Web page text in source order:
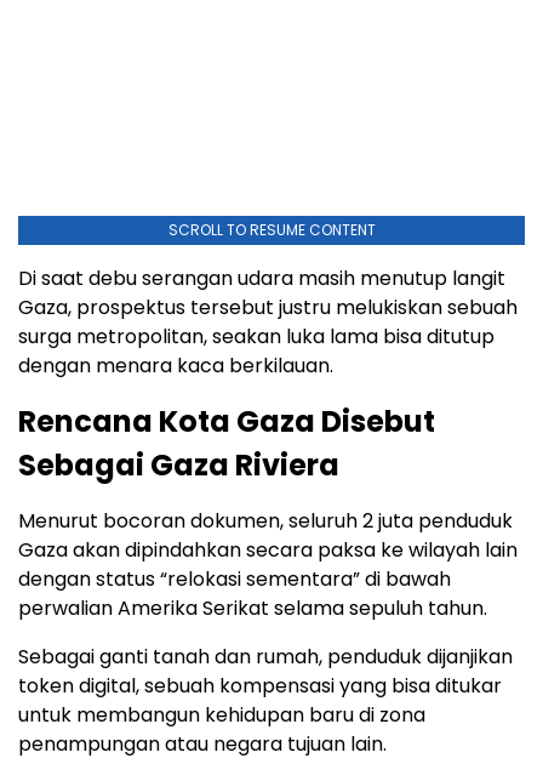
SCROLL TO RESUME CONTENT
Di saat debu serangan udara masih menutup langit
Gaza, prospektus tersebut justru melukiskan sebuah
surga metropolitan, seakan luka lama bisa ditutup
dengan menara kaca berkilauan.
Rencana Kota Gaza Disebut
Sebagai Gaza Riviera
Menurut bocoran dokumen, seluruh 2 juta penduduk
Gaza akan dipindahkan secara paksa ke wilayah lain
dengan status “relokasi sementara” di bawah
perwalian Amerika Serikat selama sepuluh tahun.
Sebagai ganti tanah dan rumah, penduduk dijanjikan
token digital, sebuah kompensasi yang bisa ditukar
untuk membangun kehidupan baru di zona
penampungan atau negara tujuan lain.